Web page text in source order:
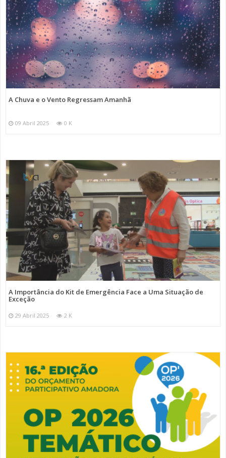
A Chuva e o Vento Regressam Amanhã
09 Abril 2025 0 K
A Importância do Kit de Emergência Face a Uma Situação de
Exceção
29 Abril 2025 2 K